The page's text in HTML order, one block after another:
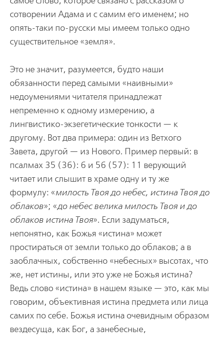
сотворении Адама и с самим его именем; но
опять-таки по-русски мы имеем только одно
существительное «земля».
Это не значит, разумеется, будто наши
обязанности перед самыми «наивными»
недоумениями читателя принадлежат
непременно к одному измерению, а
лингвистико-экзегетические тонкости — к
другому. Вот два примера: один из Ветхого
Завета, другой — из Нового. Пример первый: в
псалмах 35 (36): 6 и 56 (57): 11 верующий
читает или слышит в храме одну и ту же
формулу: «милость Твоя до небес, истина Твоя до
облаков»; «до небес велика милость Твоя и до
облаков истина Твоя». Если задуматься,
непонятно, как Божья «истина» может
простираться от земли только до облаков; а в
заоблачных, собственно «небесных» высотах, что
же, нет истины, или это уже не Божья истина?
Ведь слово «истина» в нашем языке — это, как мы
говорим, объективная истина предмета или лица
самих по себе. Божья истина очевидным образом
вездесуща, как Бог, а занебесные,